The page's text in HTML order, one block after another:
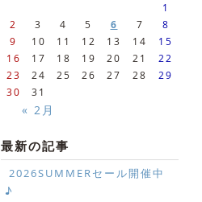
« 2月
1
2
3 4 5 6 7
8
9
10 11 12 13 14
15
16
17 18 19 20 21
22
23
24 25 26 27 28
29
30
31
最新の記事
2026SUMMERセール開催中
♪